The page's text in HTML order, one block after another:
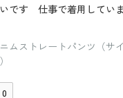
いです 仕事で着用してい
ムストレートパンツ（サ
0